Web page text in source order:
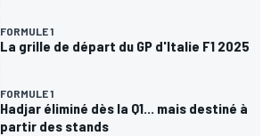
FORMULE 1
La grille de départ du GP d'Italie F1 2025
FORMULE 1
Hadjar éliminé dès la Q1... mais destiné à
partir des stands